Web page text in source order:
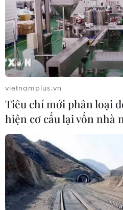
Tổng Biên tập: TRẦN TIẾN
Phó Tổng Biên tập: NGUYỄN
THỦY
Sở hữu trí tuệ
RSS
Ngôn ngữ
Liên hệ
Giấy phép số: 1374/GP-BTTTT do
vietnamplus.vn
Tiêu chí mới phân loại
hiện cơ cấu lại vốn nhà